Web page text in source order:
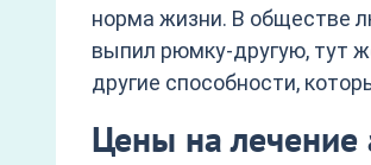
норма жизни. В обществе
выпил рюмку-другую, тут
другие способности,
Цены на лечение